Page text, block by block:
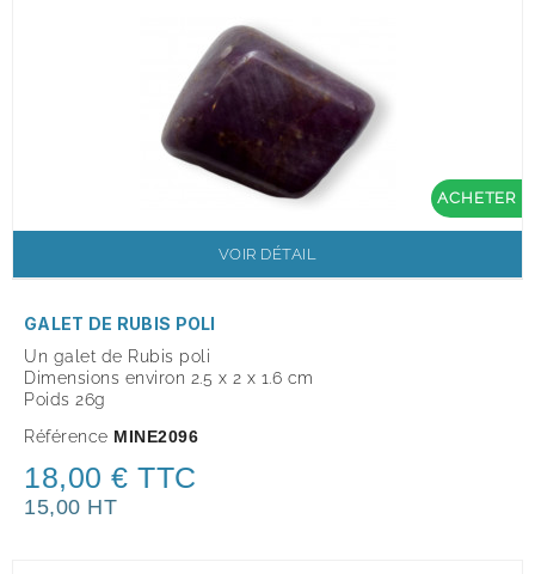
ACHETER
VOIR DÉTAIL
GALET DE RUBIS POLI
Un galet de Rubis poli
Dimensions environ 2.5 x 2 x 1.6 cm
Poids 26g
Référence MINE2096
18,00 € TTC
15,00 HT